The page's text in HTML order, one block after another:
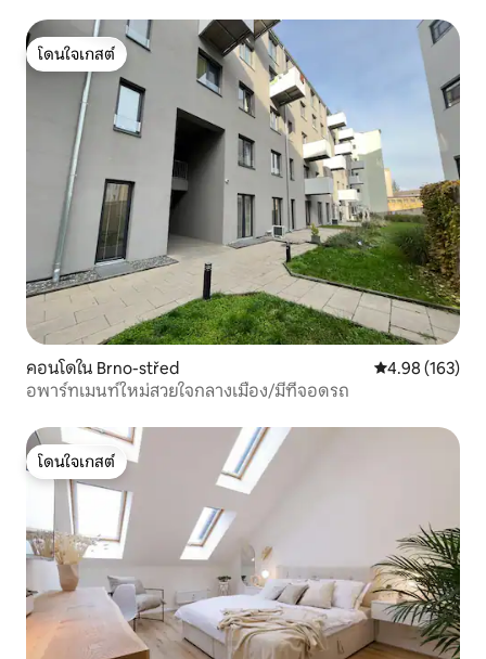
โดนใจเกสต์
โดนใจเกสต์
คอนโดใน Brno-střed คะแนนเฉลี่ย
4.98 (163)
อพาร์ทเมนท์ใหม่สวยใจกลางเมือง/มีที่จอดรถ
โดนใจเกสต์
โดนใจเกสต์